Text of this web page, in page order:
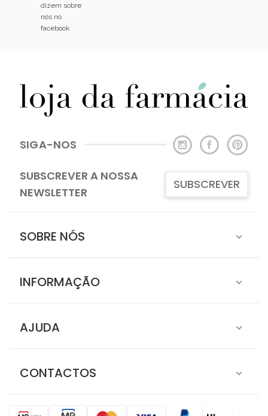
dizem sobre
nós no
facebook
SIGA-NOS
SUBSCREVER A NOSSA
NEWSLETTER
SUBSCREVER
SOBRE NÓS
INFORMAÇÃO
AJUDA
CONTACTOS